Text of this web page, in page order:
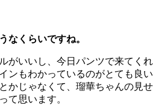
くらいですね。
がいいし、今日パンツで来てくれ
ンもわかっているのがとても良い
かじゃなくて、瑠華ちゃんの見せ
て思います。